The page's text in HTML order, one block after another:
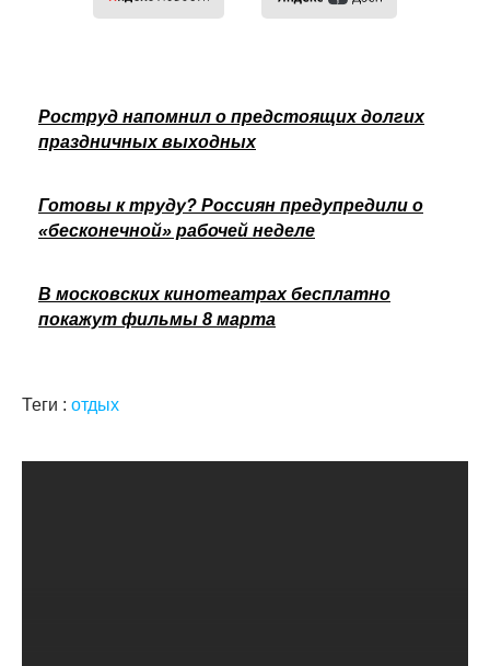
Роструд напомнил о предстоящих долгих
праздничных выходных
Готовы к труду? Россиян предупредили о
«бесконечной» рабочей неделе
В московских кинотеатрах бесплатно
покажут фильмы 8 марта
Теги : отдых